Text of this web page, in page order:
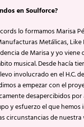
en Soulforce?
lo formamos Marisa
Metálicas,
de Marisa y yo
musical. Desde hacía
involucrado en el H.C.
a empezar con el
desapercibidos
y esfuerzo el que
circunstancias de